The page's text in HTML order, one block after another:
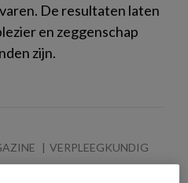
De resultaten laten
en zeggenschap
zijn.
VERPLEEGKUNDIG